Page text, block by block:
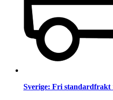
Sverige: Fri standardfrakt